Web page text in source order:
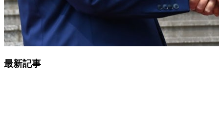
最新記事